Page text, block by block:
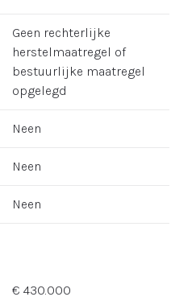
Geen rechterlijke
herstelmaatregel of
bestuurlijke maatregel
opgelegd
Neen
Neen
Neen
€ 430.000